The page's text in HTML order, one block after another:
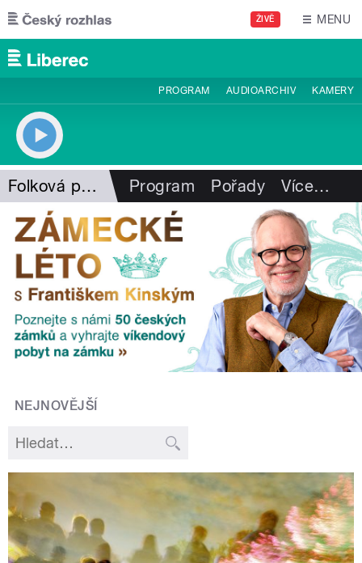
Přejít k hlavnímu obsahu
ŽIVĚ MENU
PROGRAM AUDIOARCHIV KAMERY
Folková pohlazení Program Pořady Více…
NEJNOVĚJŠÍ